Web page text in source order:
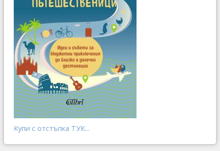
Купи с отстъпка ТУК...